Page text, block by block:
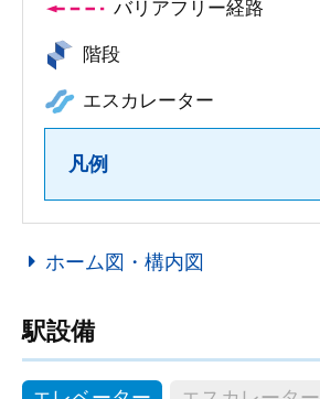
バリアフリー経路
階段
エスカレーター
凡例
ホーム図・構内図
駅設備